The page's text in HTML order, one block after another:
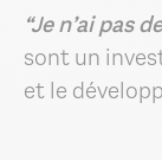
“Je n’ai pas
sont un
et le